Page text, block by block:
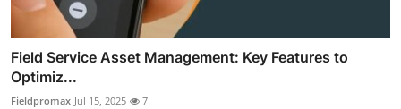
Field Service Asset Management: Key Features to
Optimiz...
Fieldpromax Jul 15, 2025 7